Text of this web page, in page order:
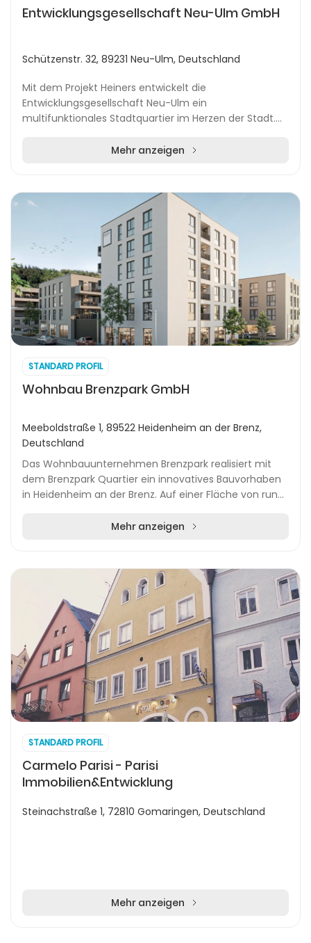
Entwicklungsgesellschaft Neu-Ulm GmbH
Schützenstr. 32, 89231 Neu-Ulm, Deutschland
Mit dem Projekt Heiners entwickelt die
Entwicklungsgesellschaft Neu-Ulm ein
multifunktionales Stadtquartier im Herzen der Stadt.
Wohnen, Gastronomie...Mehr anzeigen
STANDARD PROFIL
Wohnbau Brenzpark GmbH
Meeboldstraße 1, 89522 Heidenheim an der Brenz,
Deutschland
Das Wohnbauunternehmen Brenzpark realisiert mit
dem Brenzpark Quartier ein innovatives Bauvorhaben
in Heidenheim an der Brenz. Auf einer Fläche von rund
Mehr anzeigen
STANDARD PROFIL
Carmelo Parisi - Parisi
Immobilien&Entwicklung
Steinachstraße 1, 72810 Gomaringen, Deutschland
Mehr anzeigen